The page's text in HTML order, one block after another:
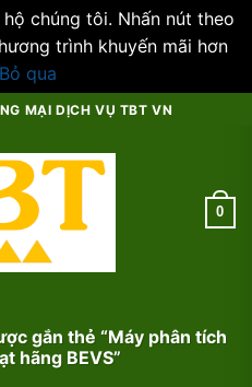
chúng tôi. Nhấn nút theo
trình khuyến mãi hơn
Bỏ qua
MẠI DỊCH VỤ TBT VN
0
gắn thẻ “Máy phân tích
hãng BEVS”